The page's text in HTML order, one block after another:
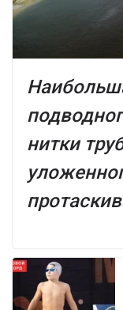
нитки